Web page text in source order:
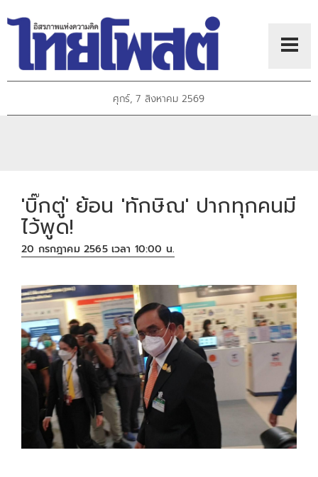
ศุกร์, 7 สิงหาคม 2569
'บิ๊กตู่' ย้อน 'ทักษิณ' ปากทุกคนมี
ไว้พูด!
20 กรกฎาคม 2565 เวลา 10:00 น.